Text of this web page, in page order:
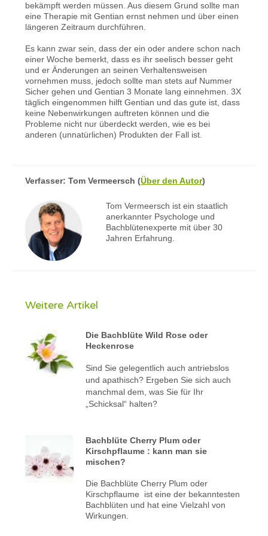
bekämpft werden müssen. Aus diesem Grund sollte man
eine Therapie mit Gentian ernst nehmen und über einen
längeren Zeitraum durchführen.
Es kann zwar sein, dass der ein oder andere schon nach
einer Woche bemerkt, dass es ihr seelisch besser geht
und er Änderungen an seinen Verhaltensweisen
vornehmen muss, jedoch sollte man stets auf Nummer
Sicher gehen und Gentian 3 Monate lang einnehmen. 3X
täglich eingenommen hilft Gentian und das gute ist, dass
keine Nebenwirkungen auftreten können und die
Probleme nicht nur überdeckt werden, wie es bei
anderen (unnatürlichen) Produkten der Fall ist.
Verfasser:Tom Vermeersch (Über den Autor)
Tom Vermeersch ist ein staatlich
anerkannter Psychologe und
Bachblütenexperte mit über 30
Jahren Erfahrung.
Weitere Artikel
Die Bachblüte Wild Rose oder
Heckenrose
Sind Sie gelegentlich auch antriebslos
und apathisch? Ergeben Sie sich auch
manchmal dem, was Sie für Ihr
„Schicksal“ halten?
Bachblüte Cherry Plum oder
Kirschpflaume : kann man sie
mischen?
Die Bachblüte Cherry Plum oder
Kirschpflaume ist eine der bekanntesten
Bachblüten und hat eine Vielzahl von
Wirkungen.